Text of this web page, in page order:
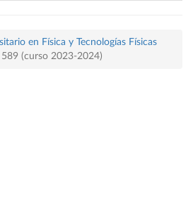
en Física y Tecnologías Físicas
(curso 2023-2024)